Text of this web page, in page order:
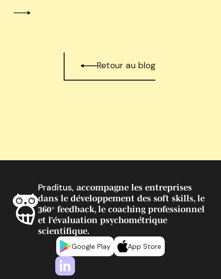
Retour au blog
Praditus, accompagne les entreprises
dans le développement des soft skills, le
360° feedback, le coaching professionnel
et l’évaluation psychométrique
scientifique.
Google Play App Store